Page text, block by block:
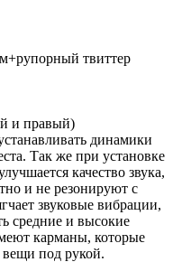
твиттер
и правый)
динамики
Так же при установке
качество звука,
и не резонируют с
звуковые вибрации,
средние и высокие
карманы, которые
под рукой.